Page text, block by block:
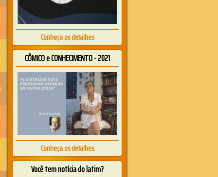
Conheça os detalhes
CÔMICO e CONHECIMENTO - 2021
Conheça os detalhes
Você tem notícia do latim?